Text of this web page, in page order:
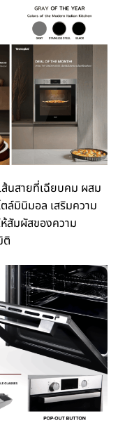
นสายที่เฉียบคม ผสม
ล์มินิมอล เสริมความ
สัมผัสของความ
ติ